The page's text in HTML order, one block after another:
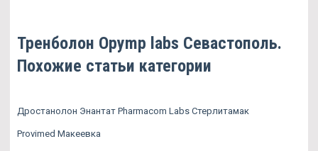
Тренболон Opymp labs Севастополь.
Похожие статьи категории
Дростанолон Энантат Pharmacom Labs Стерлитамак
Provimed Макеевка